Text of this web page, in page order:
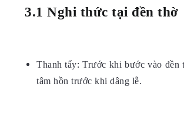
3.1 Nghi thức tại đền thờ
Thanh tẩy: Trước khi bước vào đền
tâm hồn trước khi dâng lễ.